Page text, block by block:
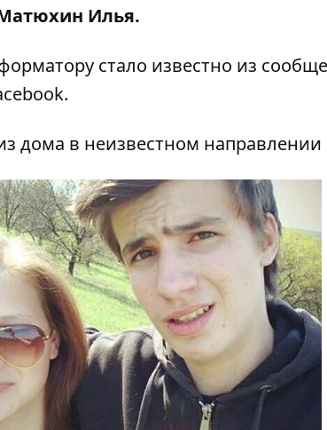
Илья.
стало известно из
.
дома в неизвестном направлении